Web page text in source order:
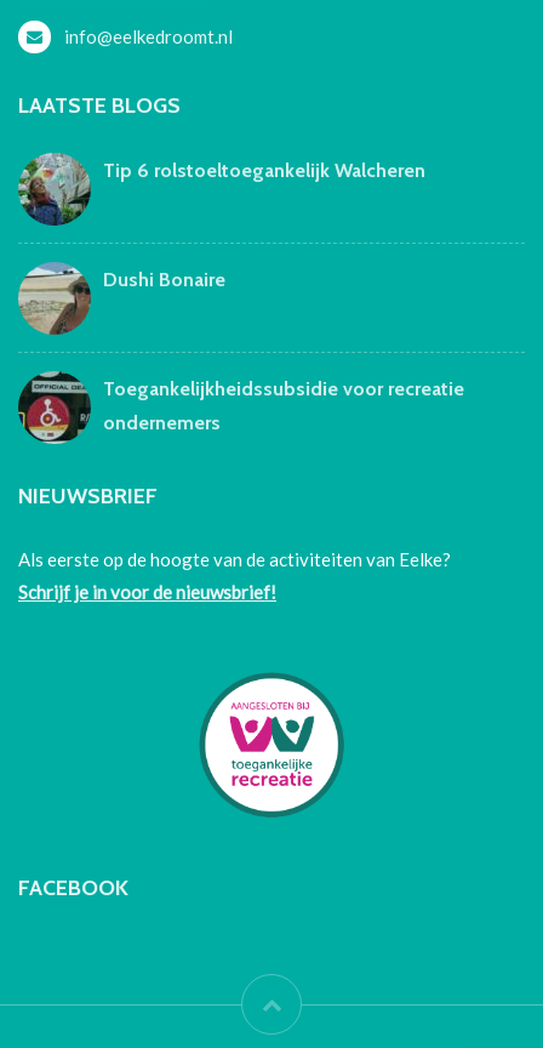
info@eelkedroomt.nl
LAATSTE BLOGS
Tip 6 rolstoeltoegankelijk Walcheren
Dushi Bonaire
Toegankelijkheidssubsidie voor recreatie
ondernemers
NIEUWSBRIEF
Als eerste op de hoogte van de activiteiten van Eelke?
Schrijf je in voor de nieuwsbrief!
FACEBOOK